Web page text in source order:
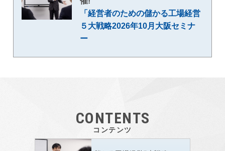
「経営者のための儲かる工場経営
５大戦略2026年10月大阪セミナ
ー
CONTENTS
コンテンツ